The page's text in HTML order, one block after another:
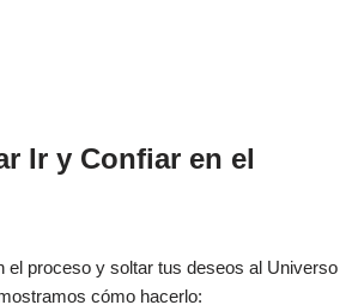
Ir y Confiar en el
el proceso y soltar tus deseos al Universo
cómo hacerlo: